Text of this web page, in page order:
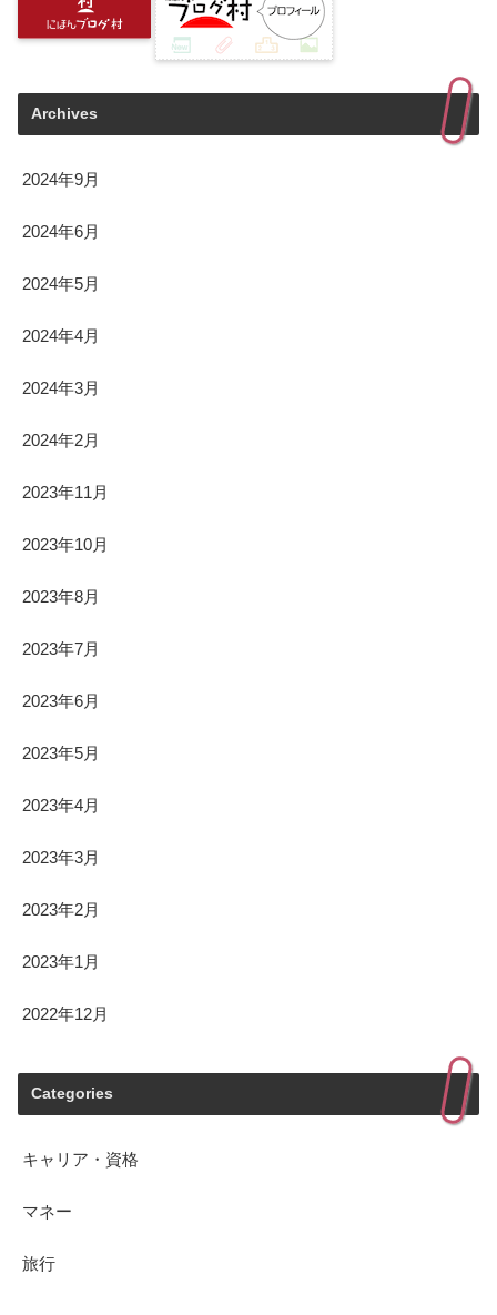
Archives
2024年9月
2024年6月
2024年5月
2024年4月
2024年3月
2024年2月
2023年11月
2023年10月
2023年8月
2023年7月
2023年6月
2023年5月
2023年4月
2023年3月
2023年2月
2023年1月
2022年12月
Categories
キャリア・資格
マネー
旅行